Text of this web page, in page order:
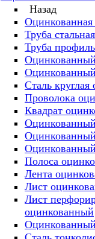
Назад
Оцинкованная
Труба
Труба
Сталь круглая
Проволока
Квадрат
Полоса
Лента
Лист
Лист
оцинкованный